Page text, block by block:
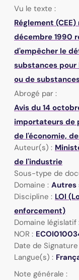
Vu le texte :
Réglement
décembre 1990
d'empêcher le
substances
ou de
Abrogé par :
Avis du 14
importateurs de
de l'économie,
Auteur(s) :
de l'industrie
Sous-type de
Domaine : Autres
Discipline : LOI
enforcement)
Domaine législatif
NOR :
Date de Signature
Langue(s) :
Note générale :